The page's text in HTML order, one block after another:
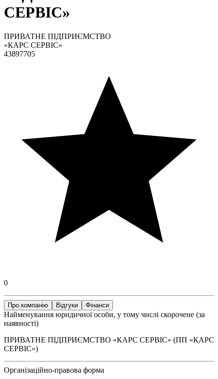
СЕРВІС»
ПРИВАТНЕ ПІДПРИЄМСТВО
«КАРС СЕРВІС»
43897705
0
Про компанію Відгуки Фінанси
Найменування юридичної особи, у тому числі скорочене (за
наявності)
ПРИВАТНЕ ПІДПРИЄМСТВО «КАРС СЕРВІС» (ПП «КАРС
СЕРВІС»)
Організаційно-правова форма